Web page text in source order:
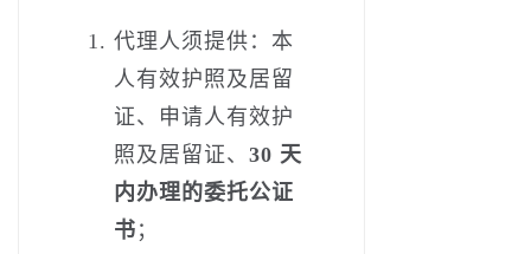
代理人须提供：本
人有效护照及居留
证、申请人有效护
照及居留证、 30 天
内办理的委托公证
书 ；